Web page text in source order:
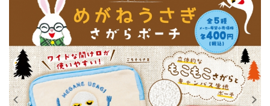
入荷スケジュールをチェック
カプセルトイマシン本体
カプセルトイ